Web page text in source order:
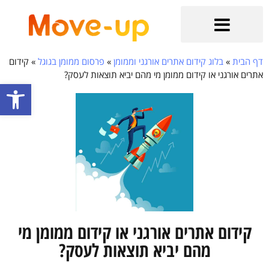
דף הבית » בלוג קידום אתרים אורגני וממומן » פרסום ממומן בגוגל » קידום
אתרים אורגני או קידום ממומן מי מהם יביא תוצאות לעסק?
קידום אתרים אורגני או קידום ממומן מי
מהם יביא תוצאות לעסק?
פתח